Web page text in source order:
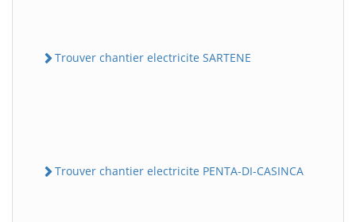
Trouver chantier electricite SARTENE
Trouver chantier electricite PENTA-DI-CASINCA